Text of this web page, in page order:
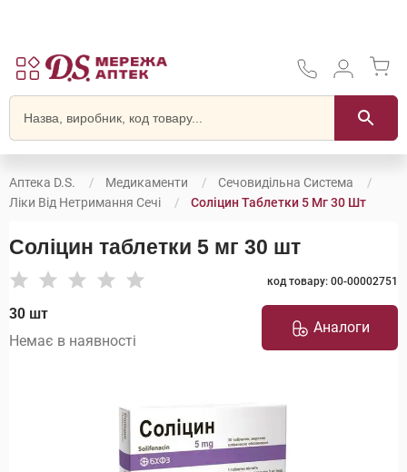
Аптека D.S. Медикаменти
Сечовидільна Система
Ліки Від Нетримання Сечі
Соліцин Таблетки 5 Мг 30 Шт
Соліцин таблетки 5 мг 30 шт
код товару: 00-00002751
30 шт
Немає в наявності
Аналоги